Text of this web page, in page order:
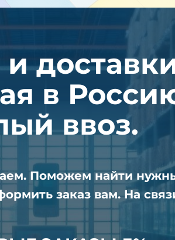
в
ввоз.
Поможем найти
заказ вам. На